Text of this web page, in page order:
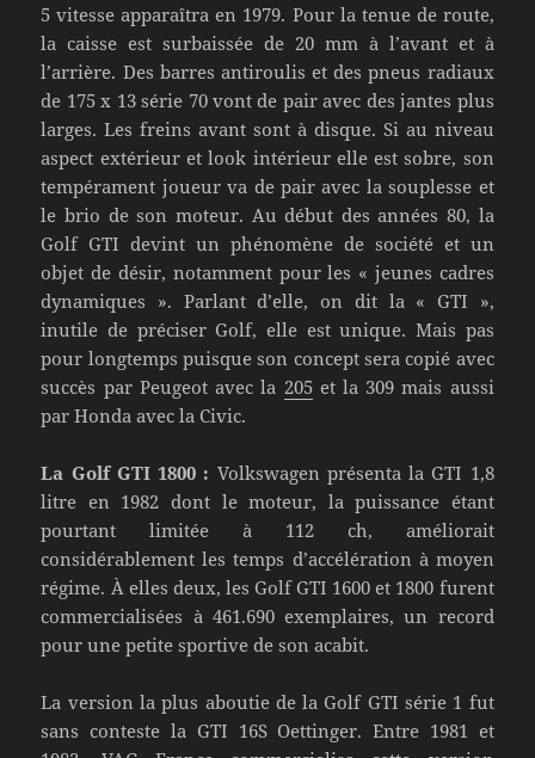
5 vitesse apparaîtra en 1979. Pour la tenue de route,
la caisse est surbaissée de 20 mm à l’avant et à
l’arrière. Des barres antiroulis et des pneus radiaux
de 175 x 13 série 70 vont de pair avec des jantes plus
larges. Les freins avant sont à disque. Si au niveau
aspect extérieur et look intérieur elle est sobre, son
tempérament joueur va de pair avec la souplesse et
le brio de son moteur. Au début des années 80, la
Golf GTI devint un phénomène de société et un
objet de désir, notamment pour les « jeunes cadres
dynamiques ». Parlant d’elle, on dit la « GTI »,
inutile de préciser Golf, elle est unique. Mais pas
pour longtemps puisque son concept sera copié avec
succès par Peugeot avec la 205et la 309 mais aussi
par Honda avec la Civic.
La Golf GTI 1800 : Volkswagen présenta la GTI 1,8
litre en 1982 dont le moteur, la puissance étant
pourtant limitée à 112 ch, améliorait
considérablement les temps d’accélération à moyen
régime. À elles deux, les Golf GTI 1600 et 1800 furent
commercialisées à 461.690 exemplaires, un record
pour une petite sportive de son acabit.
La version la plus aboutie de la Golf GTI série 1 fut
sans conteste la GTI 16S Oettinger. Entre 1981 et